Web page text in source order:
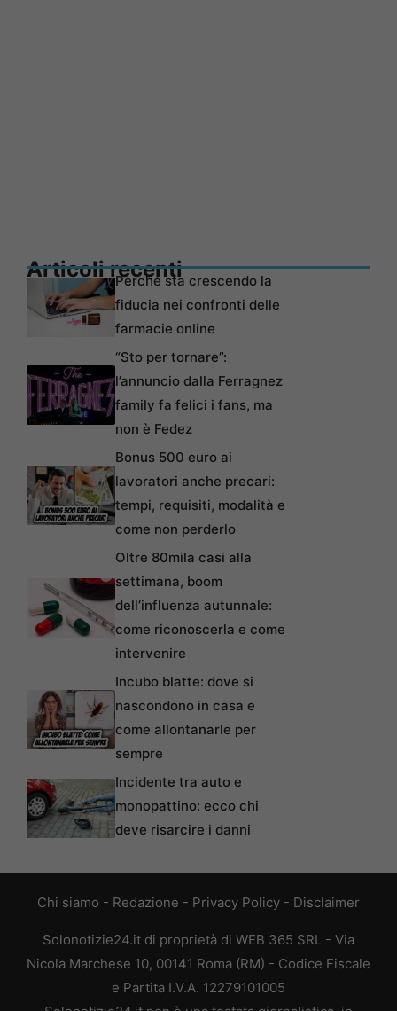
Articoli recentiPerché sta crescendo la
fiducia nei confronti delle
farmacie online
“Sto per tornare”:
l’annuncio dalla Ferragnez
family fa felici i fans, ma
non è Fedez
Bonus 500 euro ai
lavoratori anche precari:
tempi, requisiti, modalità e
come non perderlo
Oltre 80mila casi alla
settimana, boom
dell’influenza autunnale:
come riconoscerla e come
intervenire
Incubo blatte: dove si
nascondono in casa e
come allontanarle per
sempre
Incidente tra auto e
monopattino: ecco chi
deve risarcire i danni
Chi siamo - Redazione - Privacy Policy - Disclaimer
Solonotizie24.it di proprietà di WEB 365 SRL - Via
Nicola Marchese 10, 00141 Roma (RM) - Codice Fiscale
e Partita I.V.A. 12279101005